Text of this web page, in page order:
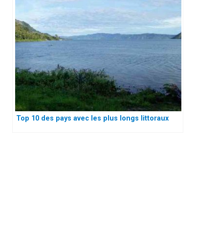
Top 10 des pays avec les plus longs littoraux